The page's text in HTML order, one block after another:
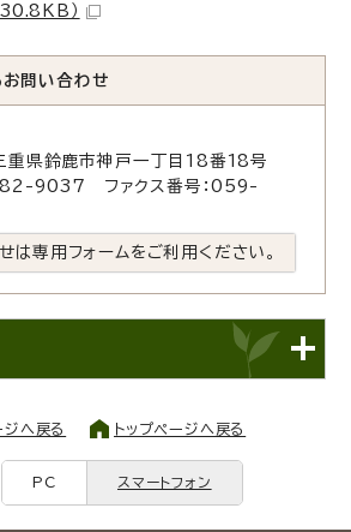
）
お問い合わせ
県鈴鹿市神戸一丁目18番18号
9037 ファクス番号：059-
は専用フォームをご利用ください。
へ戻る トップページへ戻る
PC スマートフォン